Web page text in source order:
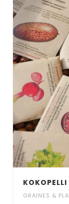
KOKOPELLI
GRAINES &